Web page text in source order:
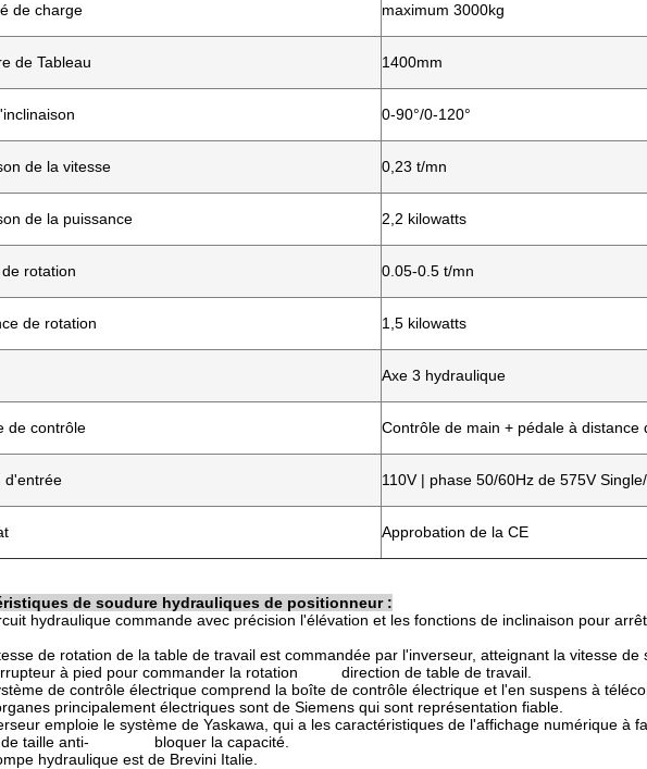
de charge maximum 3000kg
de Tableau 1400mm
0-90°/0-120°
de la vitesse 0,23 t/mn
de la puissance 2,2 kilowatts
rotation 0.05-0.5 t/mn
de rotation 1,5 kilowatts
Axe 3 hydraulique
de contrôle Contrôle de main + pédale à distance
d'entrée 110V | phase 50/60Hz de 575V
Approbation de la CE
de soudure hydrauliques de positionneur :
hydraulique commande avec précision l'élévation et les fonctions de inclinaison pour
de rotation de la table de travail est commandée par l'inverseur, atteignant la vitesse
à pied pour commander la rotation direction de table de travail.
de contrôle électrique comprend la boîte de contrôle électrique et l'en suspens à
principalement électriques sont de Siemens qui sont représentation fiable.
emploie le système de Yaskawa, qui a les caractéristiques de l'affichage numérique à
de taille anti- bloquer la capacité.
hydraulique est de Brevini Italie.